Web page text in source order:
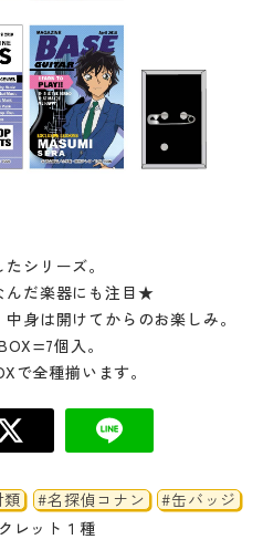
シリーズ。
んだ楽器にも注目★
身は開けてからのお楽しみ。
個入。
で全種揃います。
類 #名探偵コナン
#缶バッジ
レット１種